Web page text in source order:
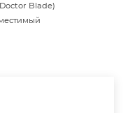
Blade)